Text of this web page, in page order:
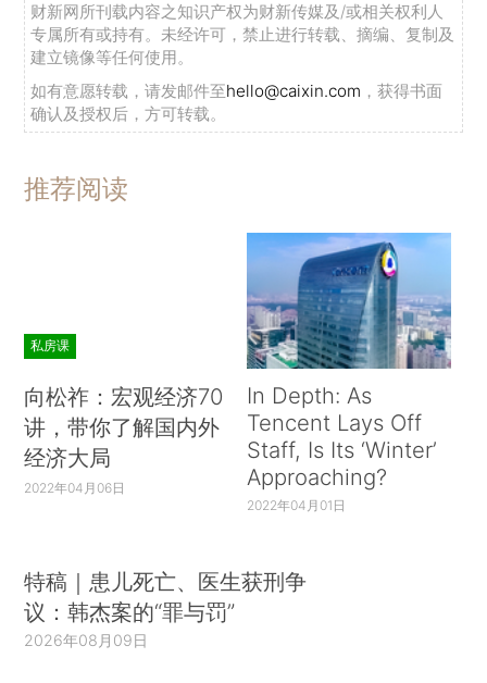
财新网所刊载内容之知识产权为财新传媒及/或相关权利人
专属所有或持有。未经许可，禁止进行转载、摘编、复制及
建立镜像等任何使用。
如有意愿转载，请发邮件至hello@caixin.com ，获得书面
确认及授权后，方可转载。
推荐阅读
私房课
向松祚：宏观经济70
讲，带你了解国内外
经济大局
2022年04月06日
In Depth: As
Tencent Lays Off
Staff, Is Its ‘Winter’
Approaching?
2022年04月01日
特稿｜患儿死亡、医生获刑争
议：韩杰案的“罪与罚”
2026年08月09日